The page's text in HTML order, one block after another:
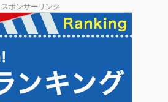
スポンサーリンク